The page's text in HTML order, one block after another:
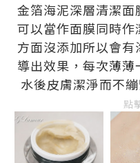
金箔海泥深層清潔
可以當作面膜同時
方面沒添加所以會
導出效果，每次薄
水後皮膚潔淨而不
點